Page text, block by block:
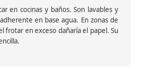
en cocinas y baños. Son lavables y
en base agua. En zonas de
frotar en exceso dañaría el papel. Su